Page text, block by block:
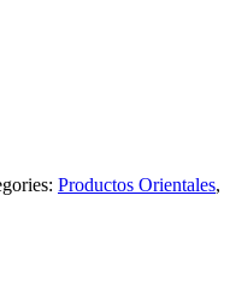
Productos Orientales,